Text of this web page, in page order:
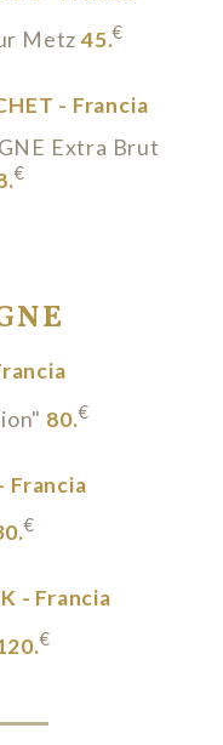
Metz 45.€
- Francia
Extra Brut
€
80.€
Francia
€
- Francia
€